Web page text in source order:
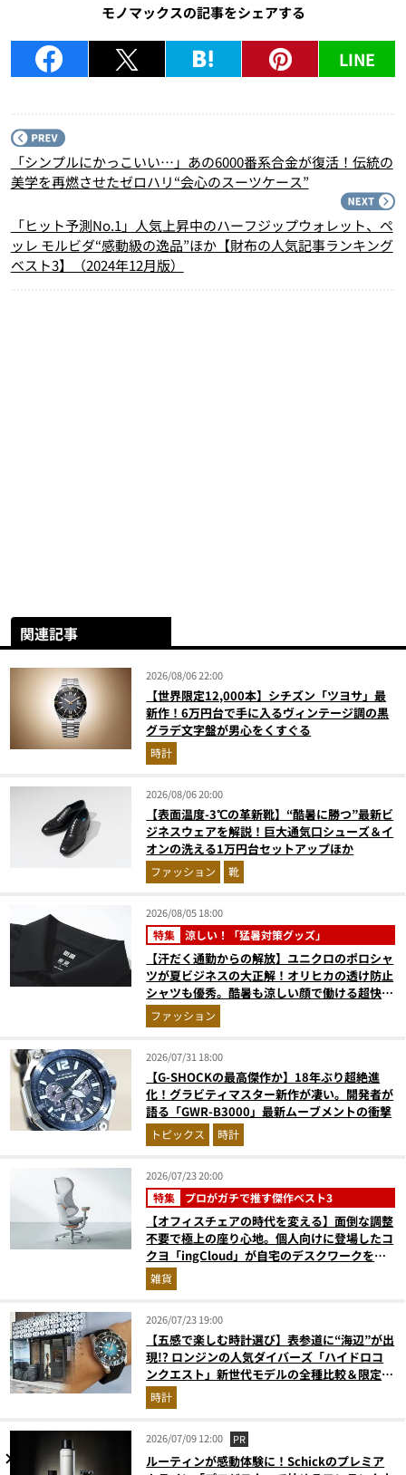
モノマックスの記事をシェアする
LINE
「シンプルにかっこいい…」あの6000番系合金が復活！伝統の
美学を再燃させたゼロハリ“会心のスーツケース”
「ヒット予測No.1」人気上昇中のハーフジップウォレット、ペ
ッレ モルビダ“感動級の逸品”ほか【財布の人気記事ランキング
ベスト3】（2024年12月版）
関連記事
2026/08/06 22:00
【世界限定12,000本】シチズン「ツヨサ」最
新作！6万円台で手に入るヴィンテージ調の黒
グラデ文字盤が男心をくすぐる
時計
2026/08/06 20:00
【表面温度-3℃の革新靴】“酷暑に勝つ”最新ビ
ジネスウェアを解説！巨大通気口シューズ＆イ
オンの洗える1万円台セットアップほか
ファッション 靴
2026/08/05 18:00
特集 涼しい！「猛暑対策グッズ」
【汗だく通勤からの解放】ユニクロのポロシャ
ツが夏ビジネスの大正解！オリヒカの透け防止
シャツも優秀。酷暑も涼しい顔で働ける超快適
ウエアの実力
ファッション
2026/07/31 18:00
【G-SHOCKの最高傑作か】18年ぶり超絶進
化！グラビティマスター新作が凄い。開発者が
語る「GWR-B3000」最新ムーブメントの衝撃
トピックス 時計
2026/07/23 20:00
特集 プロがガチで推す傑作ベスト3
【オフィスチェアの時代を変える】面倒な調整
不要で極上の座り心地。個人向けに登場したコ
クヨ「ingCloud」が自宅のデスクワークを激
変させる3つの理由
雑貨
2026/07/23 19:00
【五感で楽しむ時計選び】表参道に“海辺”が出
現!? ロンジンの人気ダイバーズ「ハイドロコ
ンクエスト」新世代モデルの全種比較＆限定品
が揃う激アツ空間へ！
時計
2026/07/09 12:00 PR
ルーティンが感動体験に！Schickのプレミア